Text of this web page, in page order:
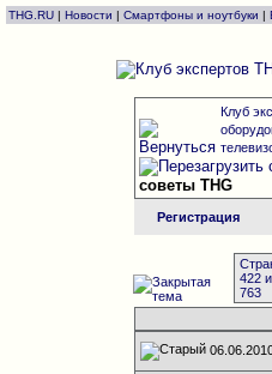
THG.RU | Новости | Смартфоны и ноутбуки |
Клуб
советы THG
Регистрация
422
763